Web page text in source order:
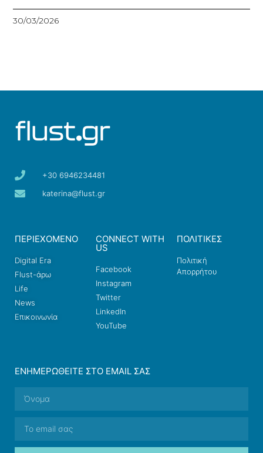
30/03/2026
+30 6946234481
katerina@flust.gr
ΠΕΡΙΕΧΟΜΕΝΟ
Digital Era
Flust-άρω
Life
News
Επικοινωνία
CONNECT WITH
US
Facebook
Instagram
Twitter
LinkedIn
YouTube
ΠΟΛΙΤΙΚΕΣ
Πολιτική
Απορρήτου
ΕΝΗΜΕΡΩΘΕΊΤΕ ΣΤΟ EMAIL ΣΑΣ